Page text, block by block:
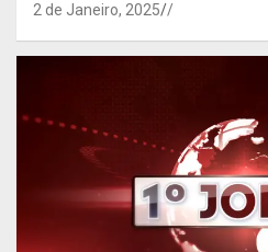
2 de Janeiro, 2025 /